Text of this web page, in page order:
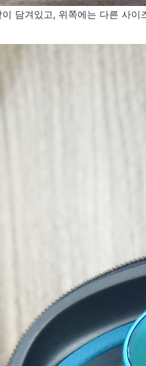
담겨있고, 위쪽에는 다른 사이